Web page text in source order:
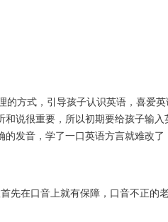
方式，引导孩子认识英语，喜爱
和说很重要，所以初期要给孩子输
的发音，学了一口英语方言就难改了
先在口音上就有保障，口音不正的